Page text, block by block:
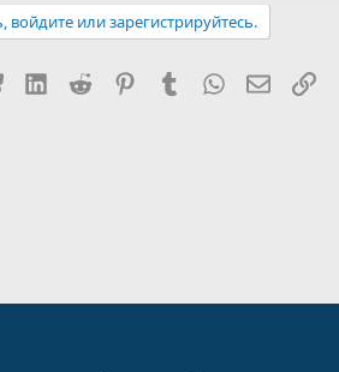
войдите или зарегистрируйтесь.
BlueskyLinkedIn
Reddit PinterestTumblr WhatsApp